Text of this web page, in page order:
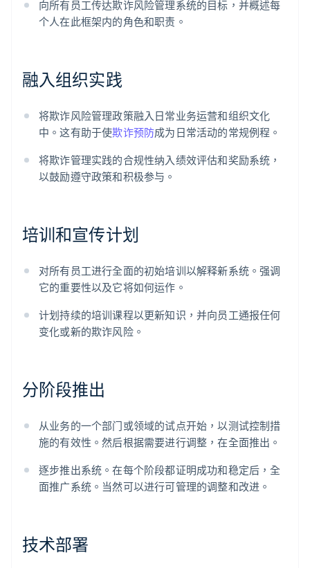
向所有员工传达欺诈风险管理系统的目标，并概述每
个人在此框架内的角色和职责。
融入组织实践
将欺诈风险管理政策融入日常业务运营和组织文化
中。这有助于使欺诈预防成为日常活动的常规例程。
将欺诈管理实践的合规性纳入绩效评估和奖励系统，
以鼓励遵守政策和积极参与。
培训和宣传计划
对所有员工进行全面的初始培训以解释新系统。强调
它的重要性以及它将如何运作。
计划持续的培训课程以更新知识，并向员工通报任何
变化或新的欺诈风险。
分阶段推出
从业务的一个部门或领域的试点开始，以测试控制措
施的有效性。然后根据需要进行调整，在全面推出。
逐步推出系统。在每个阶段都证明成功和稳定后，全
面推广系统。当然可以进行可管理的调整和改进。
技术部署